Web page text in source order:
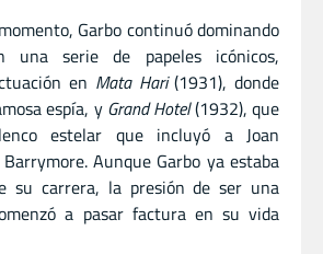
Garbo continuó dominando
una serie de papeles icónicos,
en Mata Hari(1931), donde
espía, y Grand Hotel(1932), que
estelar que incluyó a Joan
Aunque Garbo ya estaba
su carrera, la presión de ser una
a pasar factura en su vida